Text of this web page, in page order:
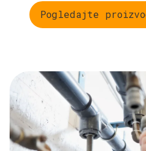
Pogledajte